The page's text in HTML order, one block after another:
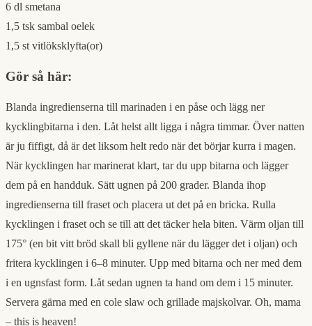
6 dl smetana
1,5 tsk sambal oelek
1,5 st vitlöksklyfta(or)
Gör så här:
Blanda ingredienserna till marinaden i en påse och lägg ner
kycklingbitarna i den. Låt helst allt ligga i några timmar. Över natten
är ju fiffigt, då är det liksom helt redo när det börjar kurra i magen.
När kycklingen har marinerat klart, tar du upp bitarna och lägger
dem på en handduk. Sätt ugnen på 200 grader. Blanda ihop
ingredienserna till fraset och placera ut det på en bricka. Rulla
kycklingen i fraset och se till att det täcker hela biten. Värm oljan till
175° (en bit vitt bröd skall bli gyllene när du lägger det i oljan) och
fritera kycklingen i 6–8 minuter. Upp med bitarna och ner med dem
i en ugnsfast form. Låt sedan ugnen ta hand om dem i 15 minuter.
Servera gärna med en cole slaw och grillade majskolvar. Oh, mama
– this is heaven!